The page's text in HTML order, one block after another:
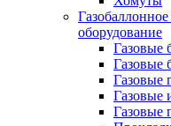
оборудование
Газовые
Газовые
Газовые
Газовые
Газовые